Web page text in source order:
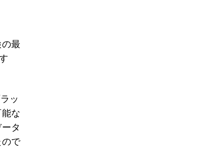
最
ッ
な
タ
で